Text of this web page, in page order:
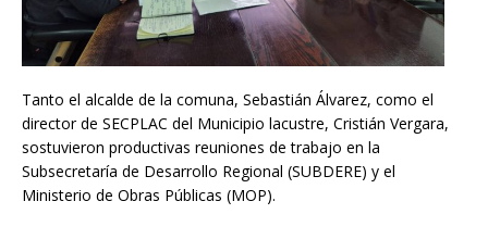
Tanto el alcalde de la comuna, Sebastián Álvarez, como el
director de SECPLAC del Municipio lacustre, Cristián Vergara,
sostuvieron productivas reuniones de trabajo en la
Subsecretaría de Desarrollo Regional (SUBDERE) y el
Ministerio de Obras Públicas (MOP).